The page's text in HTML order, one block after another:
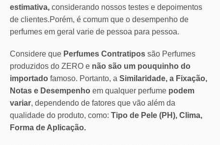
estimativa, considerando nossos testes e depoimentos
de clientes.Porém, é comum que o desempenho de
perfumes em geral varie de pessoa para pessoa.
Considere que Perfumes Contratipos são Perfumes
produzidos do ZERO e não são um pouquinho do
importado famoso. Portanto, a Similaridade, a Fixação,
Notas e Desempenho em qualquer perfume podem
variar, dependendo de fatores que vão além da
qualidade do produto, como: Tipo de Pele (PH), Clima,
Forma de Aplicação.